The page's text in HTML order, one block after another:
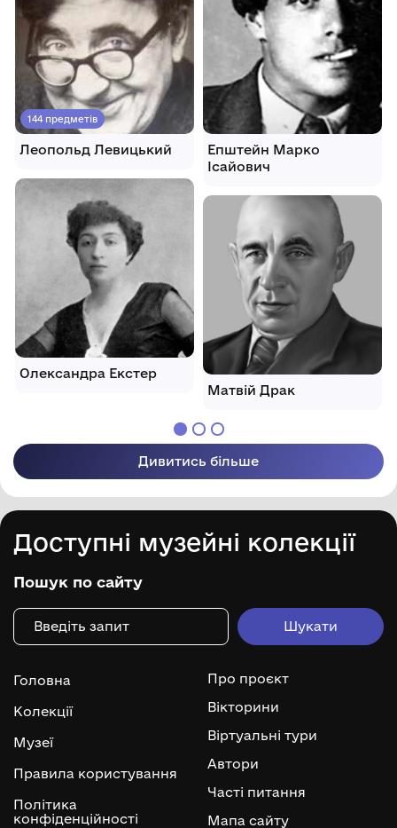
144 предметів
Леопольд Левицький
Олександра Екстер
Епштейн Марко
Ісайович
Матвій Драк
Дивитись більше
Доступні музейні колекції
Пошук по сайту
Головна
Колекції
Музеї
Правила користування
Політика
конфіденційності
Про проєкт
Вікторини
Віртуальні тури
Автори
Часті питання
Мапа сайту